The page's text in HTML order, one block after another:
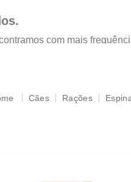
com mais
chow chow, rottweiler,
Cães Rações